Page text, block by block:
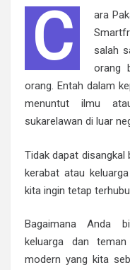
C
ara
salah
orang
orang. Entah dalam
menuntut ilmu
sukarelawan di luar
Tidak dapat disangkal
kerabat atau
kita ingin tetap
Bagaimana Anda
keluarga dan
modern yang kita